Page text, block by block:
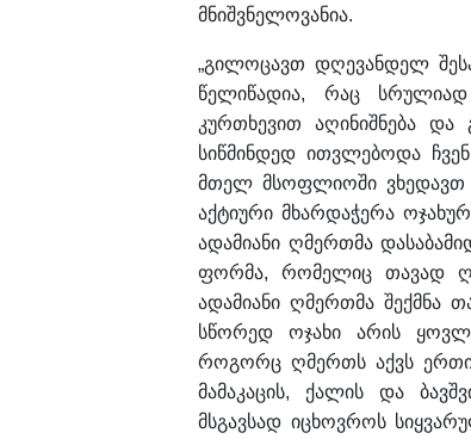
მნიშვნელოვანია.
„გილოცავთ დღევანდელ
წელიწადია, რაც
კურთხევით აღინიშნება
სიწმინდედ ითვლებოდა
მთელ მსოფლიოში ვხედავთ
აქტიური მხარდაჭერა
ადამიანი ღმერთმა
ფორმა, რომელიც თავად
ადამიანი ღმერთმა შექმნა
სწორედ ოჯახი არის
როგორც ღმერთს აქვს ერთი
მამაკაცის, ქალის და
მსგავსად იცხოვროს